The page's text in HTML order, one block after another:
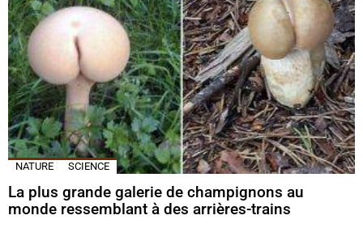
NATURE SCIENCE
La plus grande galerie de champignons au
monde ressemblant à des arrières-trains